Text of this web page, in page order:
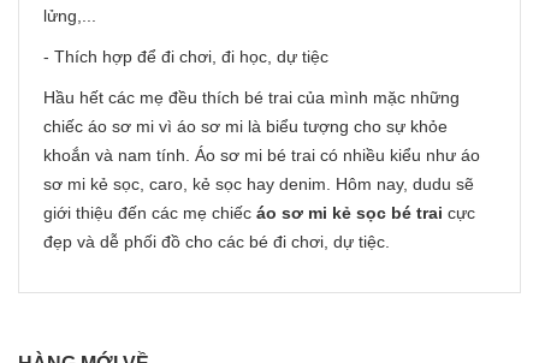
lửng,...
- Thích hợp để đi chơi, đi học, dự tiệc
Hầu hết các mẹ đều thích bé trai của mình mặc những
chiếc áo sơ mi vì áo sơ mi là biểu tượng cho sự khỏe
khoắn và nam tính. Áo sơ mi bé trai có nhiều kiểu như áo
sơ mi kẻ sọc, caro, kẻ sọc hay denim. Hôm nay, dudu sẽ
giới thiệu đến các mẹ chiếc áo sơ mi kẻ sọc bé trai cực
đẹp và dễ phối đồ cho các bé đi chơi, dự tiệc.